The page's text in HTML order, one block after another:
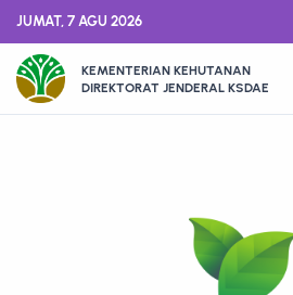
JUMAT, 7 AGU 2026
KEMENTERIAN KEHUTANAN
DIREKTORAT JENDERAL KSDAE